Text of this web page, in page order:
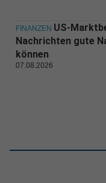
FINANZEN US-
Nachrichten gute
können
07.08.2026